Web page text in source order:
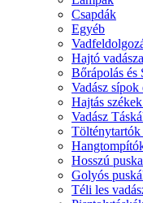
Csapdák
Egyéb
Hajtó
Bőrápolás és
Vadász
Hajtás
Vadász
Hosszú
Golyós
Téli les